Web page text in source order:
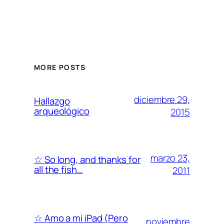
MORE POSTS
Hallazgo
arqueológico
diciembre 29,
2015
☆ So long, and thanks for
all the fish…
marzo 23,
2011
☆ Amo a mi iPad (Pero noviembre